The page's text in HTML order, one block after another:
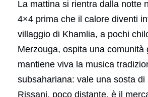
La mattina si rientra dalla notte
4×4 prima che il calore diventi
villaggio di Khamlia, a pochi
Merzouga, ospita una comunità
mantiene viva la musica
subsahariana: vale una sosta di
Rissani, poco distante, è il